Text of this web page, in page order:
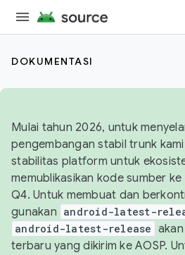
DOKUMENTASI
Mulai tahun 2026, untuk
pengembangan stabil trunk
stabilitas platform untuk
memublikasikan kode sumber
Q4. Untuk membuat dan
gunakan android-latest-
android-latest-release
terbaru yang dikirim ke AOSP.